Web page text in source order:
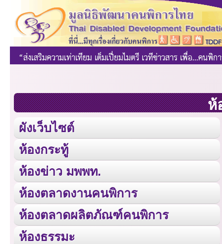
ห้
ผังเว็บไซต์
ห้องกระทู้
ห้องข่าว มพพท.
ห้องตลาดงานคนพิการ
ห้องตลาดผลิตภัณฑ์คนพิการ
ห้องธรรมะ